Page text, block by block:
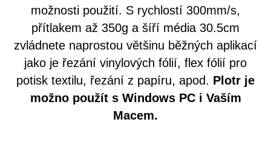
možnosti použití. S rychlostí 300mm/s,
přítlakem až 350g a šíří média 30.5cm
zvládnete naprostou většinu běžných aplikací
jako je řezání vinylových fólií, flex fólií pro
potisk textilu, řezání z papíru, apod. Plotr je
možno použít s Windows PC i Vaším
Macem.